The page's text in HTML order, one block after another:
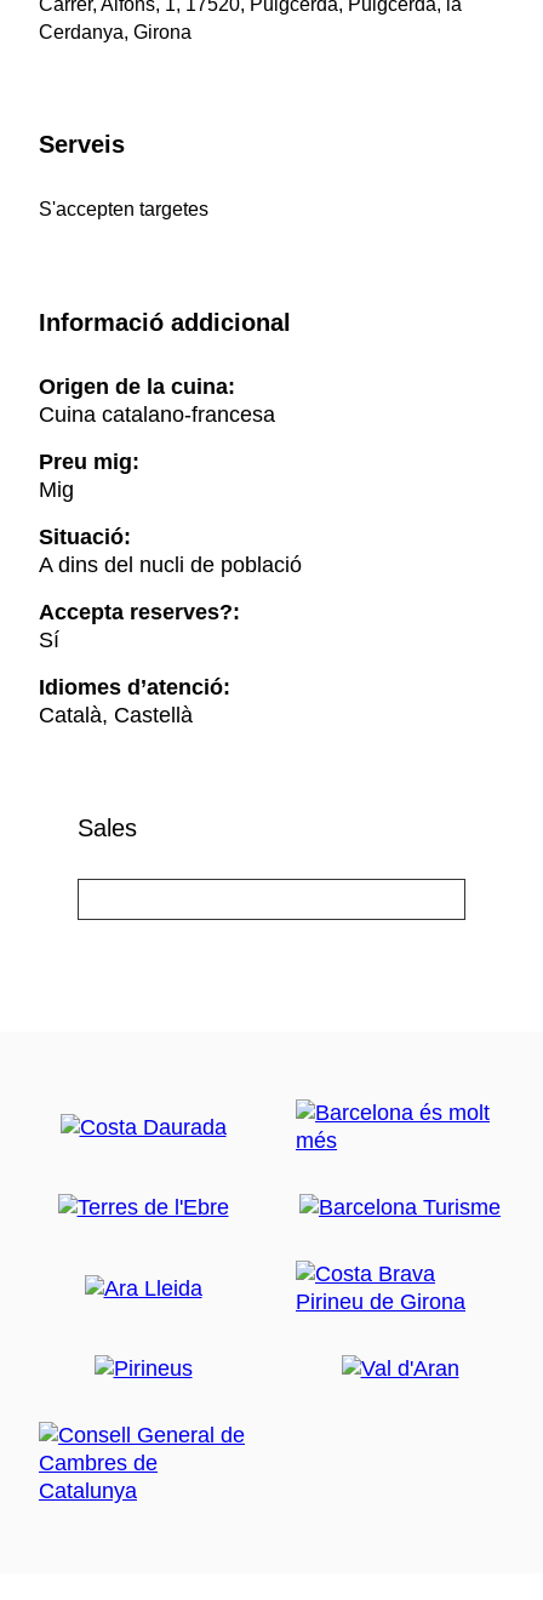
Carrer, Alfons, 1, 17520, Puigcerdà, Puigcerdà, la
Cerdanya, Girona
Serveis
S'accepten targetes
Informació addicional
Origen de la cuina:
Cuina catalano-francesa
Preu mig:
Mig
Situació:
A dins del nucli de població
Accepta reserves?:
Sí
Idiomes d’atenció:
Català, Castellà
Sales